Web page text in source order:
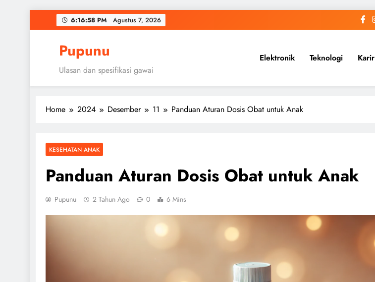
to
6:16:59 PM Agustus 7, 2026
Pupunu
Ulasan dan spesifikasi gawai
Elektronik Teknologi Karir
Home 2024 Desember 11 Panduan Aturan Dosis Obat untuk Anak
KESEHATAN ANAK
Panduan Aturan Dosis Obat untuk Anak
Pupunu 2 Tahun Ago 0 6 Mins